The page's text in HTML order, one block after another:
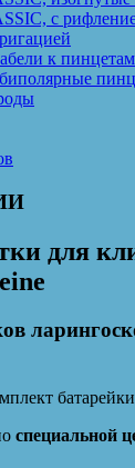
с
к пинцетам
для
батарейки
специальной